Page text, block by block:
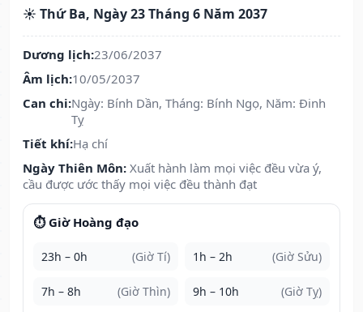
☀️ Thứ Ba, Ngày 23 Tháng 6 Năm 2037
Dương lịch:23/06/2037
Âm lịch:10/05/2037
Can chi:Ngày: Bính Dần, Tháng: Bính Ngọ, Năm: Đinh
Tỵ
Tiết khí:Hạ chí
Ngày Thiên Môn: Xuất hành làm mọi việc đều vừa ý,
cầu được ước thấy mọi việc đều thành đạt
⏱️ Giờ Hoàng đạo
23h – 0h (Giờ Tí) 1h – 2h (Giờ Sửu)
7h – 8h (Giờ Thìn) 9h – 10h (Giờ Tỵ)